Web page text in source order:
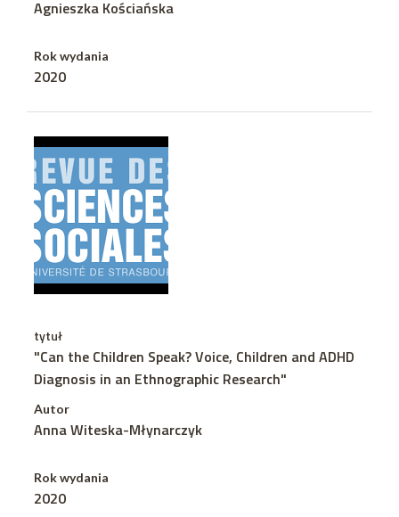
Agnieszka Kościańska
Rok wydania
2020
tytuł
"Can the Children Speak? Voice, Children and ADHD
Diagnosis in an Ethnographic Research"
Autor
Anna Witeska-Młynarczyk
Rok wydania
2020